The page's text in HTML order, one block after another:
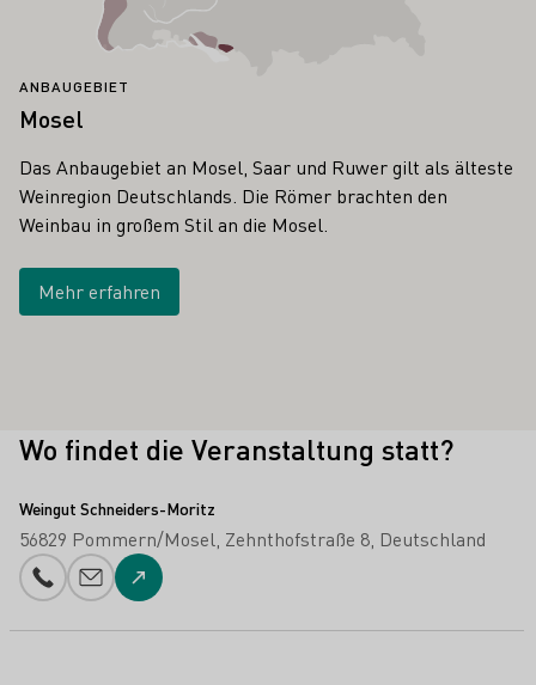
ANBAUGEBIET
Mosel
Das Anbaugebiet an Mosel, Saar und Ruwer gilt als älteste
Weinregion Deutschlands. Die Römer brachten den
Weinbau in großem Stil an die Mosel.
Mehr erfahren
Wo findet die Veranstaltung statt?
Weingut Schneiders-Moritz
56829 Pommern/Mosel Zehnthofstraße 8 Deutschland
Telefonnummer
E-Mail-Adresse
Zur Website